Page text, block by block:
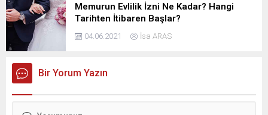
Memurun Evlilik İzni Ne Kadar? Hangi
Tarihten İtibaren Başlar?
04.06.2021 İsa ARAS
Bir Yorum Yazın